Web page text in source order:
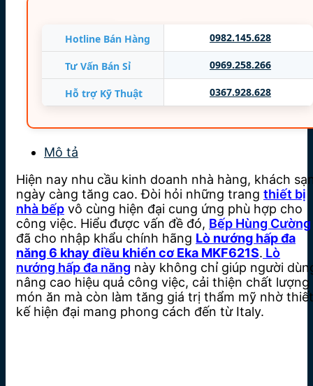
Nguồn điện: 380V/50Hz/3P
Trọng lượng: 108,2 Kg
Nhập khẩu: Italy
Bảo hành: 12 Tháng
Hotline Bán Hàng 0982.145.628
Tư Vấn Bán Sỉ 0969.258.266
Hỗ trợ Kỹ Thuật 0367.928.628
Mô tả
Hiện nay nhu cầu kinh doanh nhà hàng, khách
ngày càng tăng cao. Đòi hỏi những trang thiết bị
nhà bếp vô cùng hiện đại cung ứng phù hợp cho
công việc. Hiểu được vấn đề đó, Bếp Hùng Cường
đã cho nhập khẩu chính hãng Lò nướng hấp đa
năng 6 khay điều khiển cơ Eka MKF621S. Lò
nướng hấp đa năng này không chỉ giúp người
nâng cao hiệu quả công việc, cải thiện chất lượng
món ăn mà còn làm tăng giá trị thẩm mỹ nhờ thiết
kế hiện đại mang phong cách đến từ Italy.